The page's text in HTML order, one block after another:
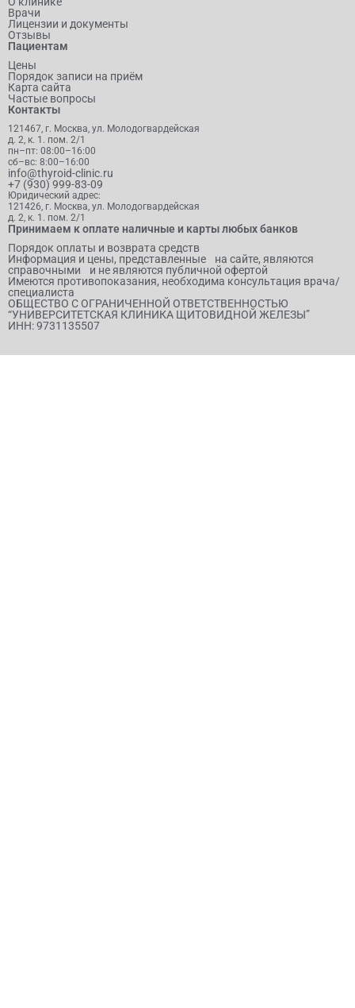
Врачи
Лицензии и документы
Отзывы
Пациентам
Цены
Порядок записи на приём
Карта сайта
Частые вопросы
Контакты
121467, г. Москва, ул. Молодогвардейская
д. 2, к. 1. пом. 2/1
пн–пт: 08:00–16:00
сб–вс: 8:00–16:00
info@thyroid-clinic.ru
+7 (930) 999-83-09
Юридический адрес:
121426, г. Москва, ул. Молодогвардейская
д. 2, к. 1. пом. 2/1
Принимаем к оплате наличные и карты любых банков
Порядок оплаты и возврата средств
Информация и цены, представленные на сайте, являются
справочными и не являются публичной офертой
Имеются противопоказания, необходима консультация врача/
специалиста
ОБЩЕСТВО С ОГРАНИЧЕННОЙ ОТВЕТСТВЕННОСТЬЮ
“УНИВЕРСИТЕТСКАЯ КЛИНИКА ЩИТОВИДНОЙ ЖЕЛЕЗЫ”
ИНН: 9731135507